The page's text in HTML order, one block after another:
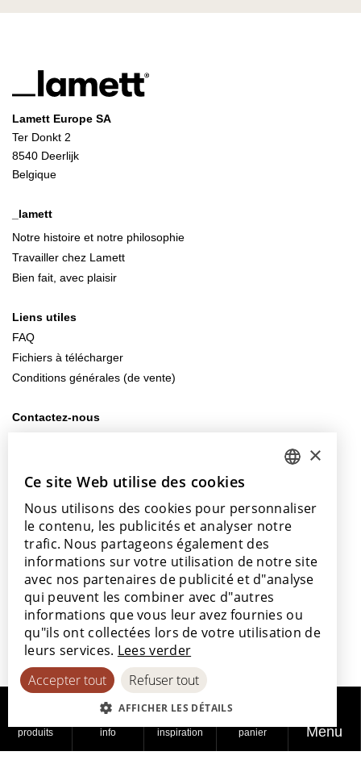
produits info inspiration panier Menu
Lamett Europe SA
Ter Donkt 2
8540 Deerlijk
Belgique
_lamett
Notre histoire et notre philosophie
Travailler chez Lamett
Bien fait, avec plaisir
Liens utiles
FAQ
Fichiers à télécharger
Conditions générales (de vente)
Contactez-nous
Notre salle d’exposition
Nos points de vente
Avec le soutien de
© 2026
Politique de Politique en Déclaration
ENGLISH
FRENCH
SPANISH
×
Ce site Web utilise des cookies
Nous utilisons des cookies pour personnaliser
le contenu, les publicités et analyser notre
trafic. Nous partageons également des
informations sur votre utilisation de notre site
avec nos partenaires de publicité et d"analyse
qui peuvent les combiner avec d"autres
informations que vous leur avez fournies ou
qu"ils ont collectées lors de votre utilisation de
leurs services. Lees verder
Accepter tout
Refuser tout
AFFICHER LES DÉTAILS